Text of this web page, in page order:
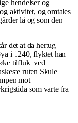
hendelser og
aktivitet, og omtales
lå og som den
det at da hertug
i 1240, flyktet han
tilflukt ved
ruten Skule
mot
som varte fra